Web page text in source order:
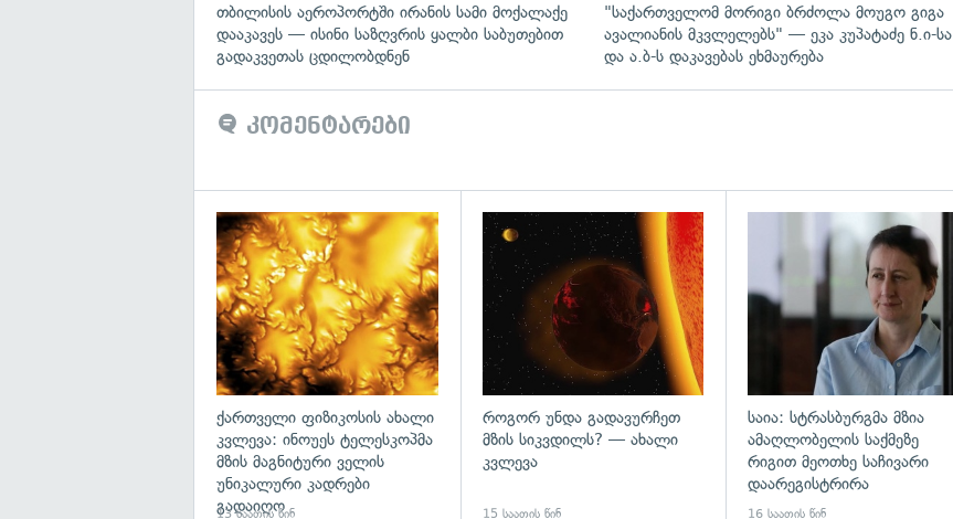
თბილისის აეროპორტში ირანის სამი მოქალაქე
დააკავეს — ისინი საზღვრის ყალბი საბუთებით
გადაკვეთას ცდილობდნენ
"საქართველომ მორიგი ბრძოლა მოუგო გიგა
ავალიანის მკვლელებს" — ეკა კუპატაძე ნ.ი-სა
და ა.ბ-ს დაკავებას ეხმაურება
კომენტარები
გადახედვა
ქართველი ფიზიკოსის ახალი
კვლევა: ინოუეს ტელესკოპმა
მზის მაგნიტური ველის
უნიკალური კადრები
გადაიღო
13 საათის წინ
როგორ უნდა გადავურჩეთ
მზის სიკვდილს? — ახალი
კვლევა
15 საათის წინ
საია: სტრასბურგმა მზია
ამაღლობელის საქმეზე
რიგით მეოთხე საჩივარი
დაარეგისტრირა
16 საათის წინ